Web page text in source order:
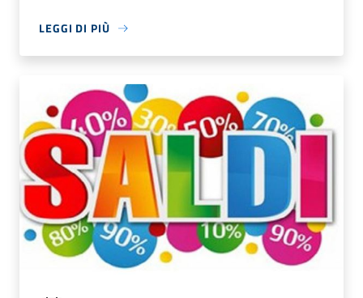
LEGGI DI PIÙ